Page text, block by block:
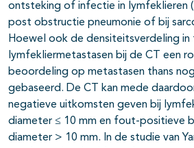
ontsteking of infectie in lymfeklieren
post obstructie pneumonie of bij
Hoewel ook de densiteitsverdeling
lymfekliermetastasen bij de CT een
beoordeling op metastasen thans
gebaseerd. De CT kan mede
negatieve uitkomsten geven bij
diameter ≤ 10 mm en fout-positieve
diameter > 10 mm. In de studie van